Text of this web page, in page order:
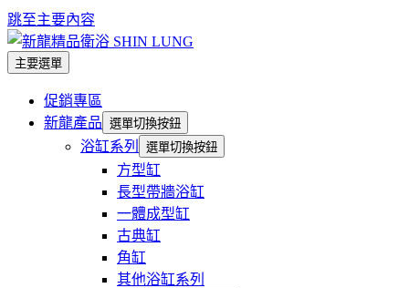
跳至主要內容
主要選單
促銷專區
新龍產品 選單切換按鈕
浴缸系列 選單切換按鈕
方型缸
長型帶牆浴缸
一體成型缸
古典缸
角缸
其他浴缸系列